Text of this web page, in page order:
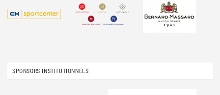
SPONSORS INSTITUTIONNELS